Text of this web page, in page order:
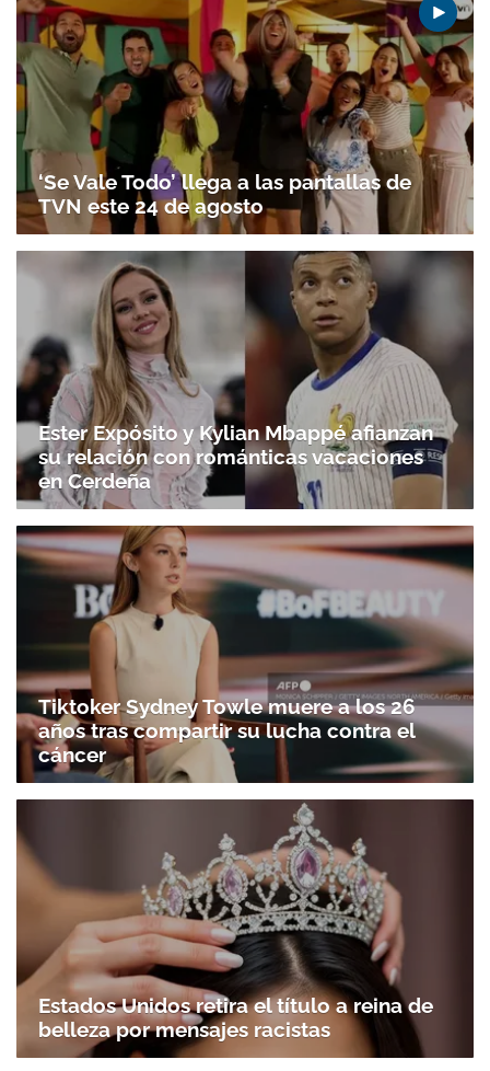
‘Se Vale Todo’ llega a las pantallas de
TVN este 24 de agosto
Ester Expósito y Kylian Mbappé afianzan
su relación con románticas vacaciones
en Cerdeña
Tiktoker Sydney Towle muere a los 26
años tras compartir su lucha contra el
cáncer
Estados Unidos retira el título a reina de
belleza por mensajes racistas